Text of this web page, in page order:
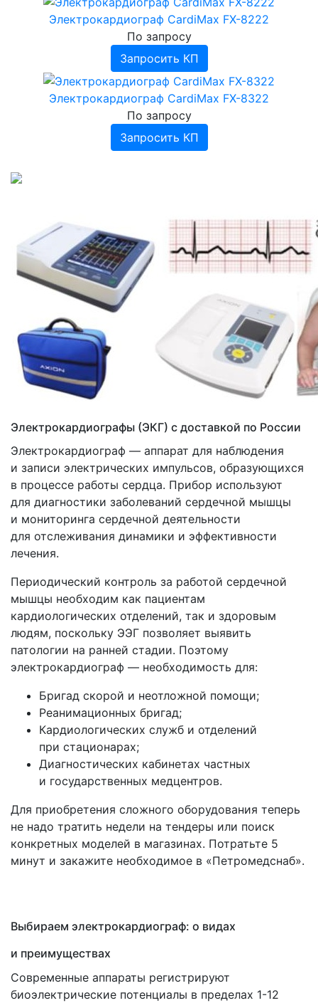
›
Ингаляторы, небулайзеры
Ингаляторы Дельфин, ИНКО
Ингаляторы Альбедо
Инфракрасные приборы
Фототерапевтические транскраниальные
аппараты ELMEDLIFE
Прочее
Электрокардиограф CardiMax FX-8222
По запросу
Запросить КП
Электрокардиограф CardiMax FX-8322
По запросу
Запросить КП
Электрокардиографы (ЭКГ) с доставкой по России
Электрокардиограф — аппарат для наблюдения
и записи электрических импульсов, образующихся
в процессе работы сердца. Прибор используют
для диагностики заболеваний сердечной мышцы
и мониторинга сердечной деятельности
для отслеживания динамики и эффективности
лечения.
Периодический контроль за работой сердечной
мышцы необходим как пациентам
кардиологических отделений, так и здоровым
людям, поскольку ЭЭГ позволяет выявить
патологии на ранней стадии. Поэтому
электрокардиограф — необходимость для:
Бригад скорой и неотложной помощи;
Реанимационных бригад;
Кардиологических служб и отделений
при стационарах;
Диагностических кабинетах частных
и государственных медцентров.
Для приобретения сложного оборудования теперь
не надо тратить недели на тендеры или поиск
конкретных моделей в магазинах. Потратьте 5
минут и закажите необходимое в «Петромедснаб».
Выбираем электрокардиограф: о видах
и преимуществах
Современные аппараты регистрируют
биоэлектрические потенциалы в пределах 1-12